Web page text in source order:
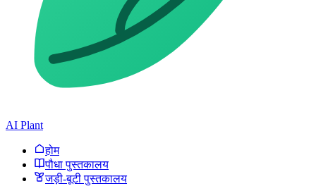
AI Plant
होम
पौधा पुस्तकालय
जड़ी-बूटी पुस्तकालय